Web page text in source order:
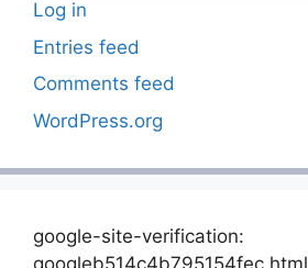
Log in
Entries feed
Comments feed
WordPress.org
google-site-verification:
googleb514c4b795154fec.html